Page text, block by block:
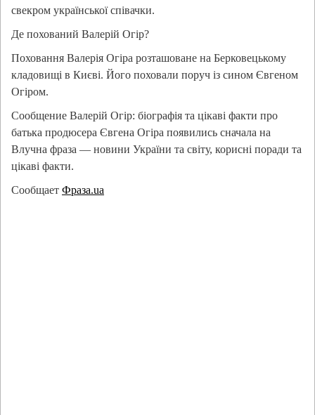
свекром української співачки.
Де похований Валерій Огір?
Поховання Валерія Огіра розташоване на Берковецькому
кладовищі в Києві. Його поховали поруч із сином Євгеном
Огіром.
Сообщение Валерій Огір: біографія та цікаві факти про
батька продюсера Євгена Огіра появились сначала на
Влучна фраза — новини України та світу, корисні поради та
цікаві факти.
Сообщает Фраза.ua